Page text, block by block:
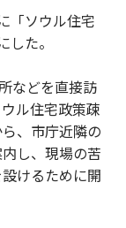
「ソウル住宅
た。
などを直接訪
ル住宅政策疎
、市庁近隣の
し、現場の苦
けるために開